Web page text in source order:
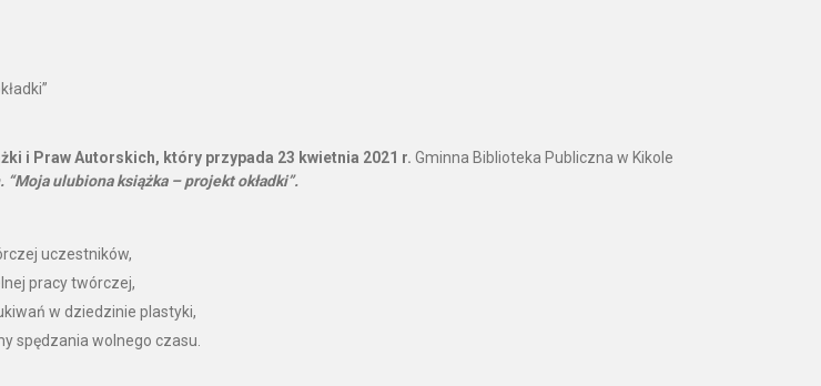
i Praw Autorskich, który przypada 23 kwietnia 2021 r. Gminna Biblioteka Publiczna w Kikole
“Moja ulubiona książka – projekt okładki”.
uczestników,
pracy twórczej,
w dziedzinie plastyki,
spędzania wolnego czasu.